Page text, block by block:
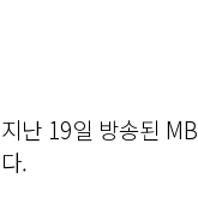
지난 19일 방송된
다.